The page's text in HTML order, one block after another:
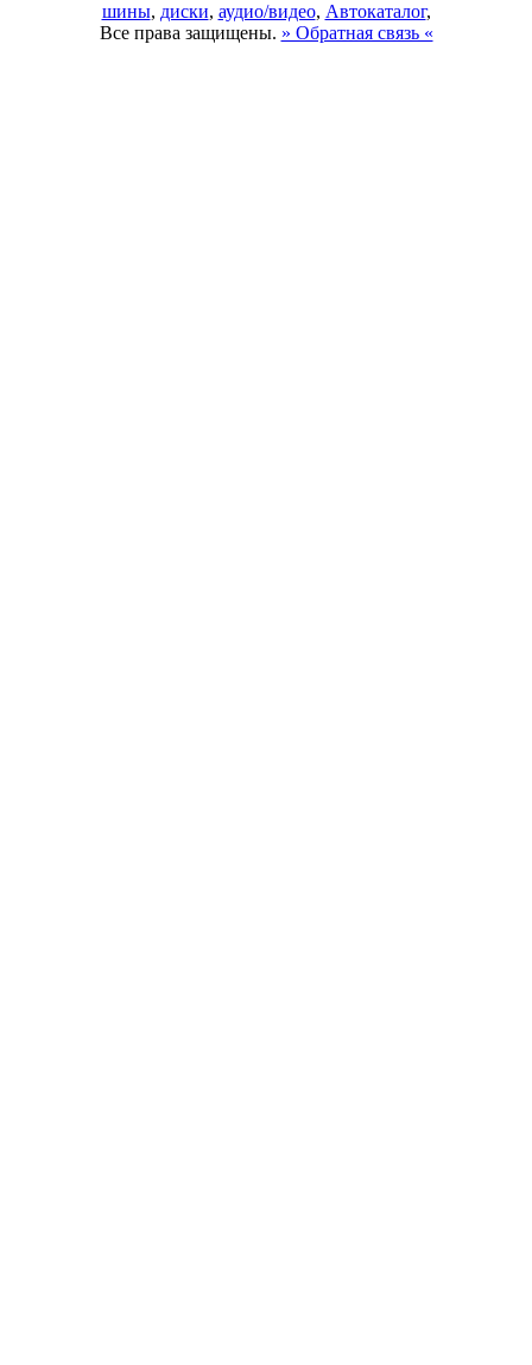
шины, диски, аудио/видео, Автокаталог,
Все права защищены. » Обратная связь «